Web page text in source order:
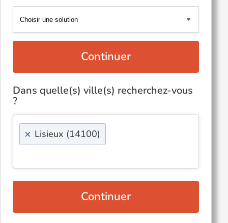
Continuer
Dans quelle(s) ville(s) recherchez-vous
?
× Lisieux (14100)
Continuer